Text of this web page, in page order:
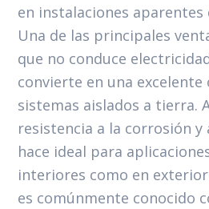
en instalaciones aparentes
Una de las principales
que no conduce
convierte en una excelente
sistemas aislados a tierra.
resistencia a la corrosión y
hace ideal para
interiores como en
es comúnmente conocido